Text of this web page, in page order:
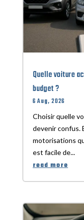
Quelle voiture
budget ?
6 Aug, 2026
Choisir quelle
devenir confus.
motorisations
est facile de...
read more